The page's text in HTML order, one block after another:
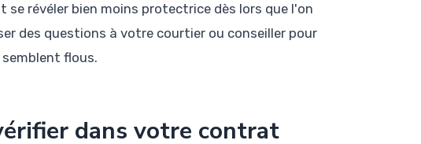
révéler bien moins protectrice dès lors que l'on
des questions à votre courtier ou conseiller pour
flous.
dans votre contrat